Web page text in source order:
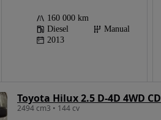
160 000 km
Diesel
Manual
2013
Toyota Hilux 2.5 D-4D 4WD CD
2494 cm3 • 144 cv